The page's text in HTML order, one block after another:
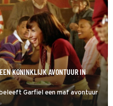
KONINKLIJK AVONTUUR IN
Garfiel een maf avontuur